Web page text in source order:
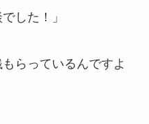
した！」
らっているんですよ